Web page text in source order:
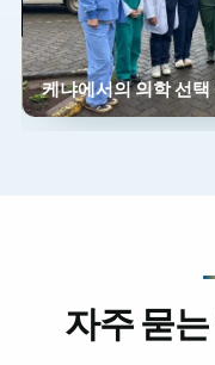
케냐에서의 의학 선택
자주 묻